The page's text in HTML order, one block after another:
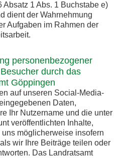
Absatz 1 Abs. 1 Buchstabe e)
dient der Wahrnehmung
Aufgaben im Rahmen der
personenbezogener
durch das
Göppingen
auf unseren Social-Media-
Daten,
Ihr Nutzername und die unter
veröffentlichten Inhalte,
möglicherweise insofern
wir Ihre Beiträge teilen oder
Das Landratsamt